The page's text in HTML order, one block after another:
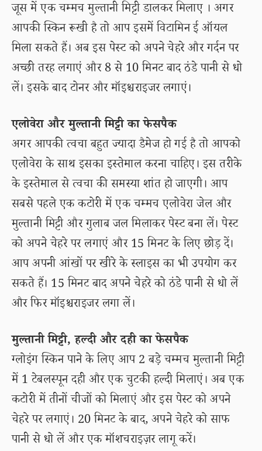
जूस में एक चम्मच मुल्तानी मिट्टी डालकर मिलाए । अगर
आपकी स्किन रूखी है तो आप इसमें विटामिन ई ऑयल
मिला सकते हैं। अब इस पेस्ट को अपने चेहरे और गर्दन पर
अच्छी तरह लगाएं और 8 से 10 मिनट बाद ठंडे पानी से धो
लें। इसके बाद टोनर और मॉइश्चराइजर लगाएं।
एलोवेरा और मुल्तानी मिट्टी का फेसपैक
अगर आपकी त्वचा बहुत ज्यादा डैमेज हो गई है तो आपको
एलोवेरा के साथ इसका इस्तेमाल करना चाहिए। इस तरीके
के इस्तेमाल से त्वचा की समस्या शांत हो जाएगी। आप
सबसे पहले एक कटोरी में एक चम्मच एलोवेरा जेल और
मुल्तानी मिट्टी और गुलाब जल मिलाकर पेस्ट बना लें। पेस्ट
को अपने चेहरे पर लगाएं और 15 मिनट के लिए छोड़ दें।
आप अपनी आंखों पर खीरे के स्लाइस का भी उपयोग कर
सकते हैं। 15 मिनट बाद अपने चेहरे को ठंडे पानी से धो लें
और फिर मॉइश्चराइजर लगा लें।
मुल्तानी मिट्टी, हल्दी और दही का फेसपैक
ग्लोइंग स्किन पाने के लिए आप 2 बड़े चम्मच मुल्तानी मिट्टी
में 1 टेबलस्पून दही और एक चुटकी हल्दी मिलाएं। अब एक
कटोरी में तीनों चीजों को मिलाएं और इस पेस्ट को अपने
चेहरे पर लगाएं। 20 मिनट के बाद, अपने चेहरे को साफ
पानी से धो लें और एक मॉशचराइज़र लागू करें।